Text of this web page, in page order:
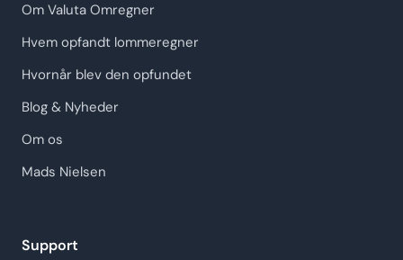
Om Valuta Omregner
Hvem opfandt lommeregner
Hvornår blev den opfundet
Blog & Nyheder
Om os
Mads Nielsen
Support